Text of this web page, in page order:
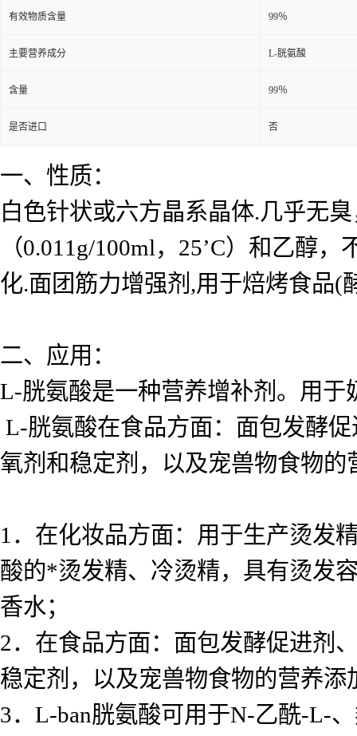
有效物质含量 99％
主要营养成分 L-胱氨酸
含量 99％
是否进口 否
一、性质：
白色针状或六方晶系晶体.几乎无
（0.011g/100ml，25’C）和乙醇
化.面团筋力增强剂,用于焙烤食
二、应用：
L-胱氨酸是一种营养增补剂。用于
L-胱氨酸在食品方面：面包发酵
氧剂和稳定剂，以及宠兽物食物的
1．在化妆品方面：用于生产烫发
酸的*烫发精、冷烫精，具有烫发
香水；
2．在食品方面：面包发酵促进剂
稳定剂，以及宠兽物食物的营养添
3．L-ban胱氨酸可用于N-乙酰-L-